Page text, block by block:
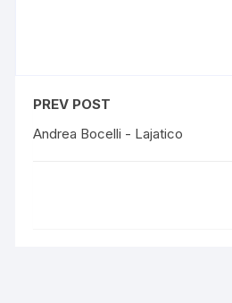
PREV POST
Andrea Bocelli - Lajatico